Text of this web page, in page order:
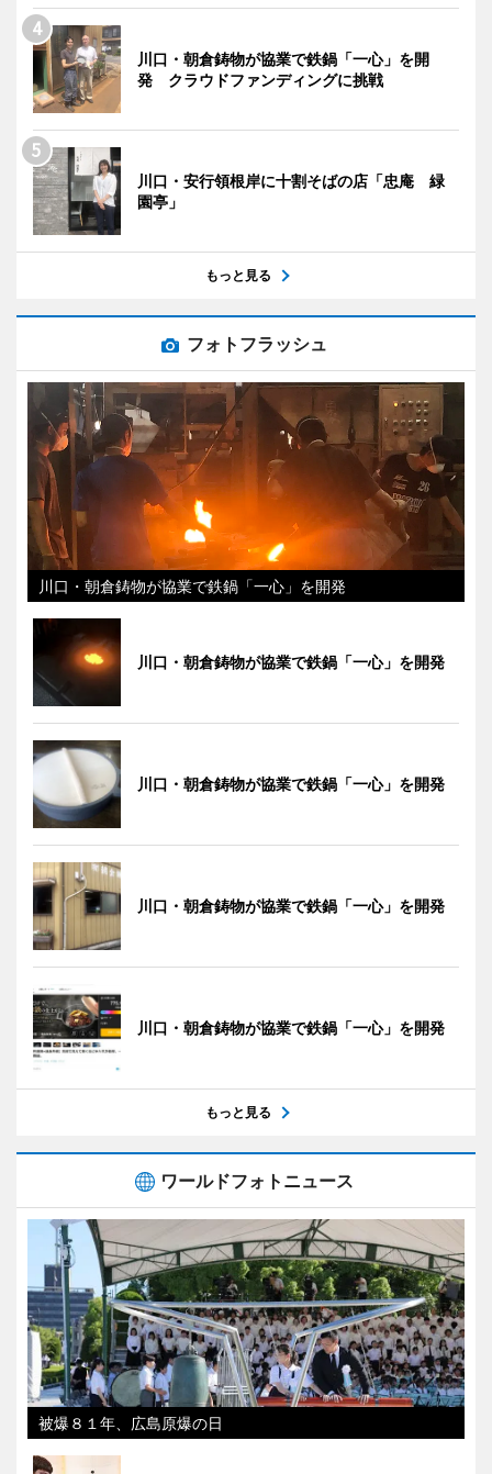
川口・朝倉鋳物が協業で鉄鍋「一心」を開
発 クラウドファンディングに挑戦
川口・安行領根岸に十割そばの店「忠庵 緑
園亭」
もっと見る
フォトフラッシュ
川口・朝倉鋳物が協業で鉄鍋「一心」を開発
川口・朝倉鋳物が協業で鉄鍋「一心」を開発
川口・朝倉鋳物が協業で鉄鍋「一心」を開発
川口・朝倉鋳物が協業で鉄鍋「一心」を開発
川口・朝倉鋳物が協業で鉄鍋「一心」を開発
もっと見る
ワールドフォトニュース
被爆８１年、広島原爆の日